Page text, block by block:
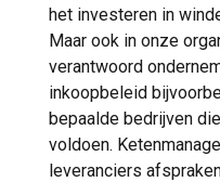
het investeren in
Maar ook in onze
verantwoord
inkoopbeleid
bepaalde bedrijven
voldoen.
leveranciers